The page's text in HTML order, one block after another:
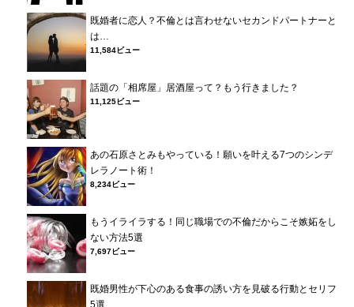
既婚者に恋人？不倫とは言わせないセカンドパートナーと
は…
11,584ビュー
話題の「相席屋」居酒屋って？もう行きました？
11,125ビュー
あの石原さとみもやっている！願いを叶える7つのシンデ
レラノート術！
8,234ビュー
もうイライラする！同じ職場での不倫だからこそ嫉妬をし
ない方法5選
7,697ビュー
既婚男性が下心のある食事の誘い方を見破る行動とセリフ
5選